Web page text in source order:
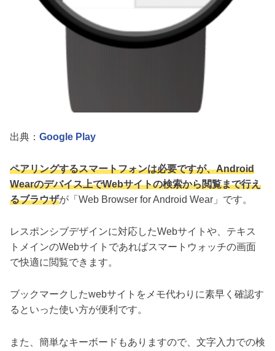
出典： Google Play
ペアリングするスマートフォンは必要ですが、Android
Wearのデバイス上でWebサイトの検索から閲覧まで行え
るブラウザが「Web Browser for Android Wear」です。
レスポンシブデザインに対応したWebサイトや、テキス
トメインのWebサイトであればスマートウォッチの画面
で快適に閲覧できます。
ブックマークしたwebサイトをメモ代わりに素早く確認す
るといった使い方が便利です。
また、簡単なキーボードもありますので、文字入力での検